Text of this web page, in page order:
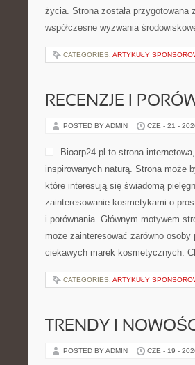
życia. Strona została
współczesne wyzwania
CATEGORIES: ARTYKUŁY
RECENZJE I
POSTED BY ADMIN CZE - 21 -
Bioarp24.pl to strona
inspirowanych naturą. Strona może
które interesują się świadomą
zainteresowanie kosmetykami o
i porównania. Głównym motywem
może zainteresować zarówno
ciekawych marek kosmetycznych.
CATEGORIES: ARTYKUŁY
TRENDY I
POSTED BY ADMIN CZE - 19 -